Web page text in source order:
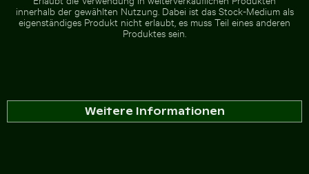
innerhalb der gewählten Nutzung. Dabei ist das Stock-Medium als
eigenständiges Produkt nicht erlaubt, es muss Teil eines anderen
Produktes sein.
Weitere Informationen